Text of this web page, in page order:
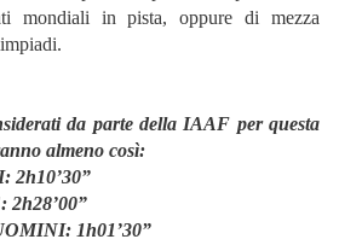
mondiali in pista, oppure di mezza
da parte della IAAF per questa
almeno così:
2h10’30”
1h01’30”